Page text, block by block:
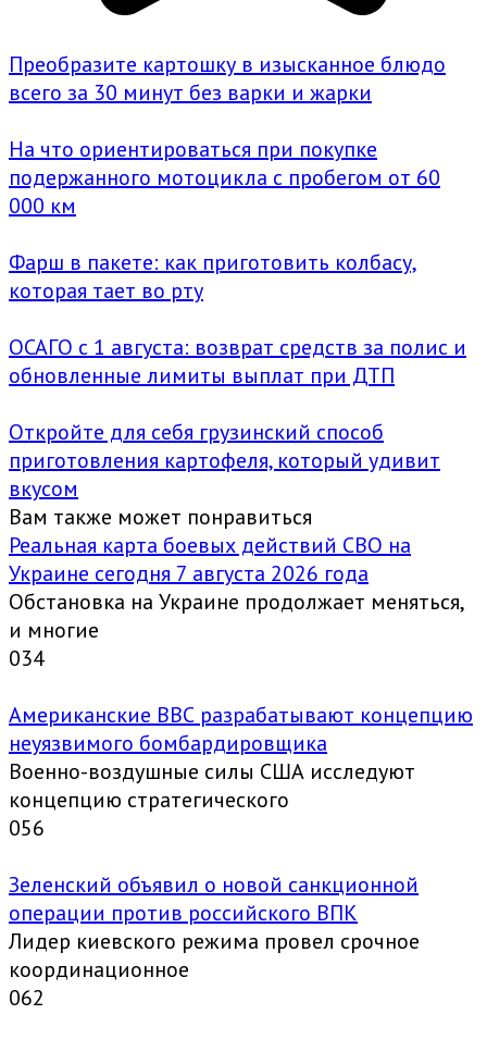
Преобразите картошку в изысканное блюдо
всего за 30 минут без варки и жарки
На что ориентироваться при покупке
подержанного мотоцикла с пробегом от 60
000 км
Фарш в пакете: как приготовить колбасу,
которая тает во рту
ОСАГО с 1 августа: возврат средств за полис и
обновленные лимиты выплат при ДТП
Откройте для себя грузинский способ
приготовления картофеля, который удивит
вкусом
Вам также может понравиться
Реальная карта боевых действий СВО на
Украине сегодня 7 августа 2026 года
Обстановка на Украине продолжает меняться,
и многие
034
Американские ВВС разрабатывают концепцию
неуязвимого бомбардировщика
Военно-воздушные силы США исследуют
концепцию стратегического
056
Зеленский объявил о новой санкционной
операции против российского ВПК
Лидер киевского режима провел срочное
координационное
062